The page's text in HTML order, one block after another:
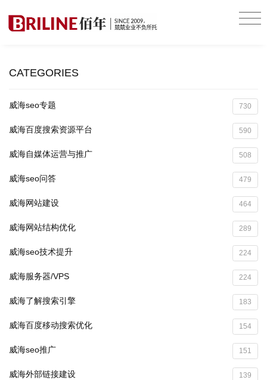
CATEGORIES
威海seo专题 730
威海百度搜索资源平台 590
威海自媒体运营与推广 508
威海seo问答 479
威海网站建设 464
威海网站结构优化 289
威海seo技术提升 224
威海服务器/VPS 224
威海了解搜索引擎 183
威海百度移动搜索优化 154
威海seo推广 151
威海外部链接建设 139